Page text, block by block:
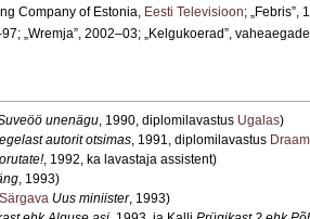
Company of Estonia, Eesti Televisioon; „Febris”,
„Wremja”, 2002–03; „Kelgukoerad”,
unenägu, 1990, diplomilavastus Ugalas)
autorit otsimas, 1991, diplomilavastus
, 1992, ka lavastaja assistent)
, 1993)
Särgava Uus miniister, 1993)